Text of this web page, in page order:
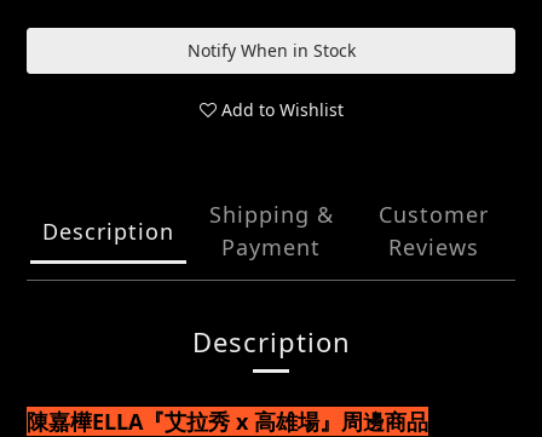
Notify When in Stock
Add to Wishlist
Description
Shipping &
Payment
Customer
Reviews
Description
陳嘉樺ELLA『艾拉秀 x 高雄場』周邊商品